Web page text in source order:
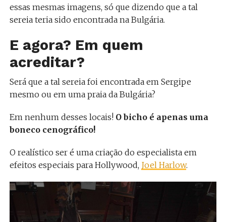
essas mesmas imagens, só que dizendo que a tal
sereia teria sido encontrada na Bulgária.
E agora? Em quem
acreditar?
Será que a tal sereia foi encontrada em Sergipe
mesmo ou em uma praia da Bulgária?
Em nenhum desses locais! O bicho é apenas uma
boneco cenográfico!
O realístico ser é uma criação do especialista em
efeitos especiais para Hollywood, Joel Harlow.